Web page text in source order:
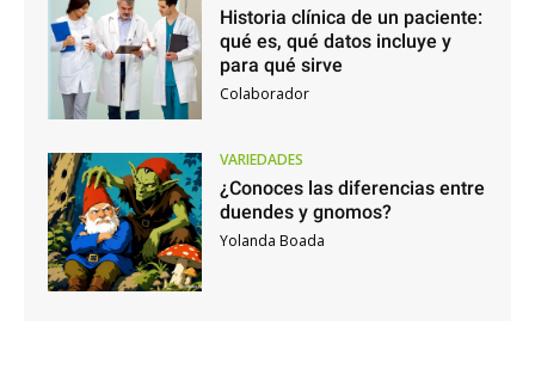
Historia clínica de un paciente:
qué es, qué datos incluye y
para qué sirve
Colaborador
VARIEDADES
¿Conoces las diferencias entre
duendes y gnomos?
Yolanda Boada